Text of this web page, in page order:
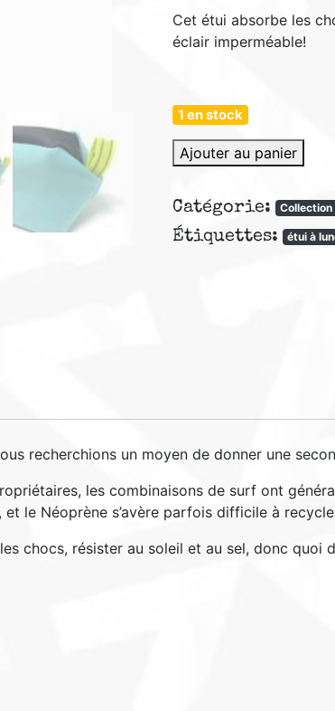
Cet étui absorbe les
éclair imperméable!
1 en stock
quantité
de
à
lunettes
Ajouter au panier
Catégorie: Collection
Étiquettes: étui à
recherchions un moyen de donner une
les combinaisons de surf ont
le Néoprène s’avère parfois difficile à
chocs, résister au soleil et au sel, donc quoi